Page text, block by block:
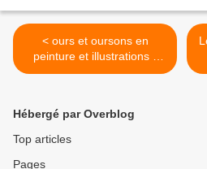
< ours et oursons en
peinture et illustrations -
Makiko
Hébergé par Overblog
Top articles
Pages